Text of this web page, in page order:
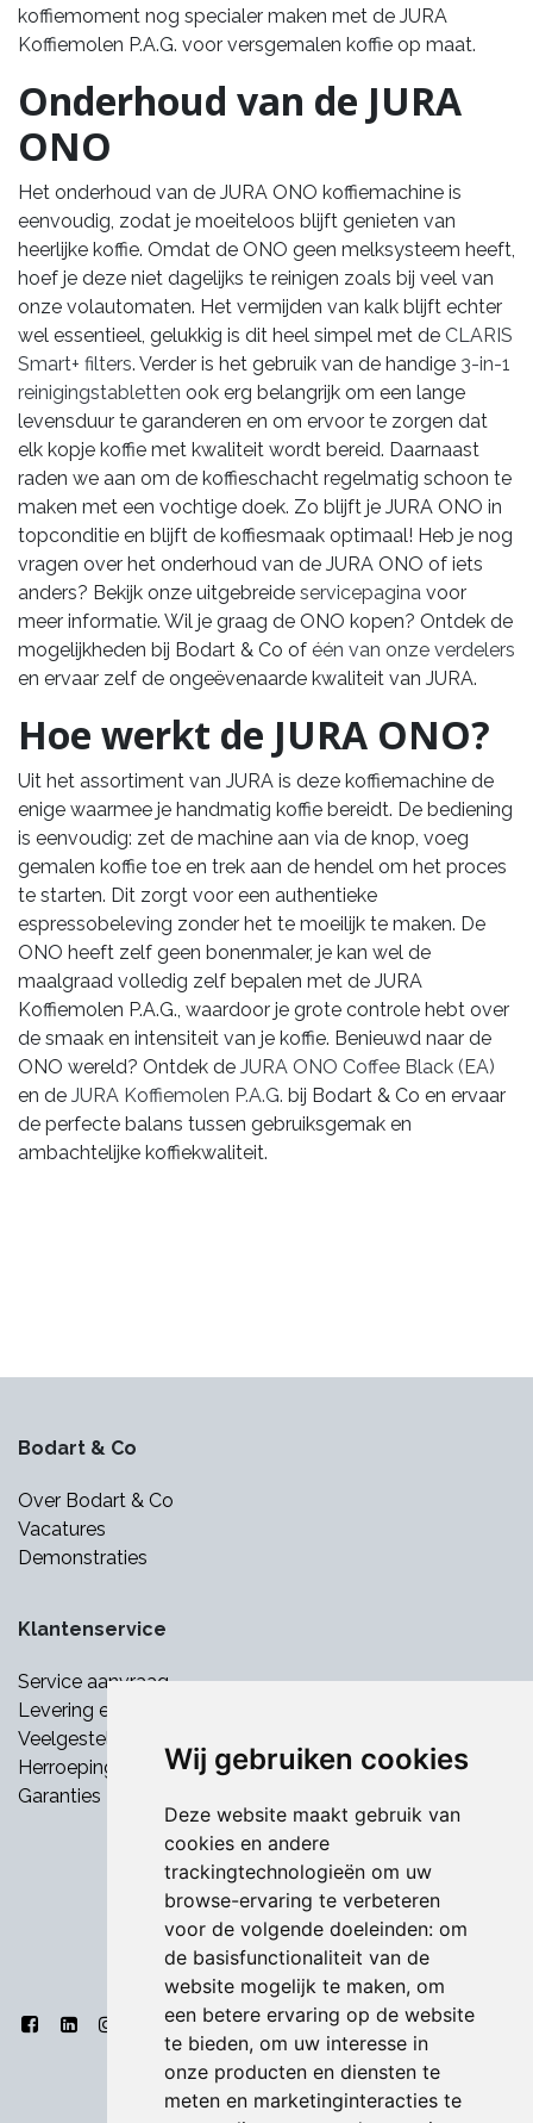
Wij gebruiken cookies
Deze website maakt gebruik van
cookies en andere
trackingtechnologieën om uw
browse-ervaring te verbeteren
voor de volgende doeleinden: om
de basisfunctionaliteit van de
website mogelijk te maken, om
een betere ervaring op de website
te bieden, om uw interesse in
onze producten en diensten te
meten en marketinginteracties te
koffiemoment nog specialer maken met de JURA
Koffiemolen P.A.G. voor versgemalen koffie op maat.
Onderhoud van de JURA
ONO
Het onderhoud van de JURA ONO koffiemachine is
eenvoudig, zodat je moeiteloos blijft genieten van
heerlijke koffie. Omdat de ONO geen melksysteem heeft,
hoef je deze niet dagelijks te reinigen zoals bij veel van
onze volautomaten. Het vermijden van kalk blijft echter
wel essentieel, gelukkig is dit heel simpel met de CLARIS
Smart+ filters. Verder is het gebruik van de handige 3-in-1
reinigingstabletten ook erg belangrijk om een lange
levensduur te garanderen en om ervoor te zorgen dat
elk kopje koffie met kwaliteit wordt bereid. Daarnaast
raden we aan om de koffieschacht regelmatig schoon te
maken met een vochtige doek. Zo blijft je JURA ONO in
topconditie en blijft de koffiesmaak optimaal! Heb je nog
vragen over het onderhoud van de JURA ONO of iets
anders? Bekijk onze uitgebreide servicepagina voor
meer informatie. Wil je graag de ONO kopen? Ontdek de
mogelijkheden bij Bodart & Co of één van onze verdelers
en ervaar zelf de ongeëvenaarde kwaliteit van JURA.
Hoe werkt de JURA ONO?
Uit het assortiment van JURA is deze koffiemachine de
enige waarmee je handmatig koffie bereidt. De bediening
is eenvoudig: zet de machine aan via de knop, voeg
gemalen koffie toe en trek aan de hendel om het proces
te starten. Dit zorgt voor een authentieke
espressobeleving zonder het te moeilijk te maken. De
ONO heeft zelf geen bonenmaler, je kan wel de
maalgraad volledig zelf bepalen met de JURA
Koffiemolen P.A.G., waardoor je grote controle hebt over
de smaak en intensiteit van je koffie. Benieuwd naar de
ONO wereld? Ontdek de JURA ONO Coffee Black (EA)
en de JURA Koffiemolen P.A.G. bij Bodart & Co en ervaar
de perfecte balans tussen gebruiksgemak en
ambachtelijke koffiekwaliteit.
Bodart & Co
Over Bodart & Co
Vacatures
Demonstraties
Klantenservice
Service aanvraag
Levering en betaling
Veelgestelde vragen
Herroepingsrecht
Garanties